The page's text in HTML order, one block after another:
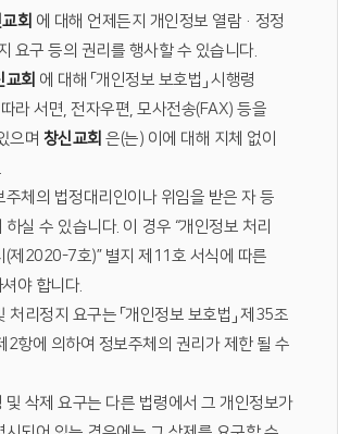
회 에 대해 언제든지 개인정보 열람·정정
요구 등의 권리를 행사할 수 있습니다.
교회 에 대해 「개인정보 보호법」 시행령
라 서면, 전자우편, 모사전송(FAX) 등을
으며 창신교회 은(는) 이에 대해 지체 없이
주체의 법정대리인이나 위임을 받은 자 등
실 수 있습니다. 이 경우 “개인정보 처리
(제2020-7호)” 별지 제11호 서식에 따른
야 합니다.
리정지 요구는 「개인정보 보호법」 제35조
2항에 의하여 정보주체의 권리가 제한 될 수
및 삭제 요구는 다른 법령에서 그 개인정보가